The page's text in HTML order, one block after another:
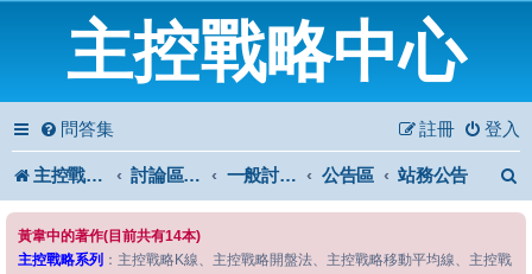
主控戰略中心
問答集 登入
註冊
主控戰略中心 討論區首頁 一般討論區 公告區 站務公告
黃韋中的著作(目前共有14本)
主控戰略系列 ：主控戰略K線、主控戰略開盤法、主控戰略移動平均線、主控戰